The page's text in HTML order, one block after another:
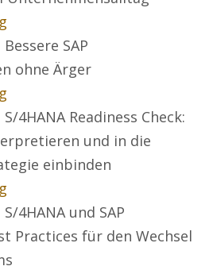
SAP
ohne Ärger
4HANA Readiness Check:
und in die
einbinden
4HANA und SAP
Practices für den Wechsel